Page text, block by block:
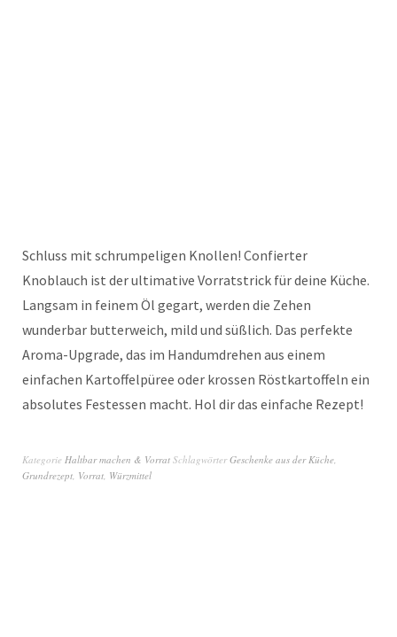
Schluss mit schrumpeligen Knollen! Confierter
Knoblauch ist der ultimative Vorratstrick für deine Küche.
Langsam in feinem Öl gegart, werden die Zehen
wunderbar butterweich, mild und süßlich. Das perfekte
Aroma-Upgrade, das im Handumdrehen aus einem
einfachen Kartoffelpüree oder krossen Röstkartoffeln ein
absolutes Festessen macht. Hol dir das einfache Rezept!
Kategorie Haltbar machen & Vorrat SchlagwörterGeschenke aus der Küche,
Grundrezept, Vorrat, Würzmittel